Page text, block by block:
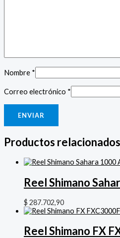
Nombre *
Correo electrónico *
Productos relacionados
Reel Shimano
$ 287.702,90
Reel Shimano FX